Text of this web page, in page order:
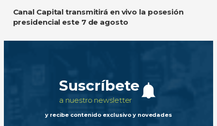
Canal Capital transmitirá en vivo la posesión
presidencial este 7 de agosto
Suscríbete
a nuestro newsletter
y recibe contenido exclusivo y novedades